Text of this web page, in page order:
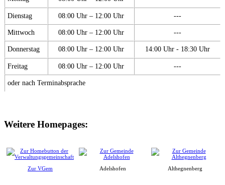
Dienstag 08:00 Uhr – 12:00 Uhr ---
Mittwoch 08:00 Uhr – 12:00 Uhr ---
Donnerstag 08:00 Uhr – 12:00 Uhr 14:00 Uhr - 18:30 Uhr
Freitag 08:00 Uhr – 12:00 Uhr ---
oder nach Terminabsprache
Weitere Homepages:
Zur VGem Adelshofen Althegnenberg